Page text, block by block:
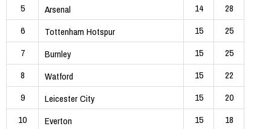
5
Arsenal 14
28
6
Tottenham Hotspur 15
25
7
Burnley 15
25
8
Watford 15
22
9
Leicester City 15
20
10
Everton 15
18